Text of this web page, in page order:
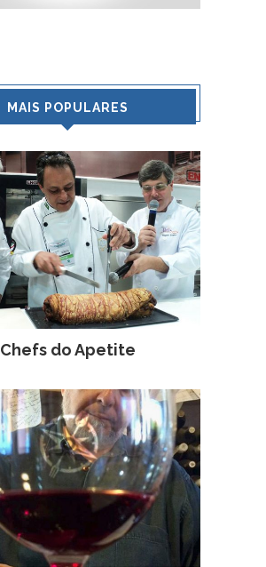
MAIS POPULARES
Chefs do Apetite